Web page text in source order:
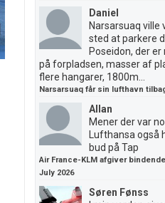
Daniel
Narsarsuaq
sted at parkere
Poseidon, der
på forpladsen, masser af
flere hangarer, 1800m...
Narsarsuaq får sin lufthavn
Allan
Mener der var
Lufthansa
bud på Tap
Air France-KLM afgiver
July 2026
Søren Fønss